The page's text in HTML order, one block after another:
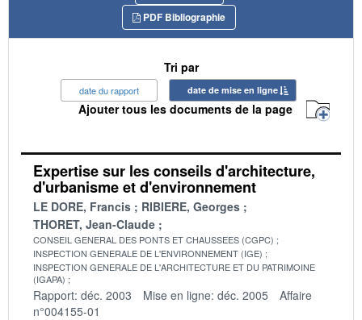
PDF Bibliographie
Tri par
date du rapport date de mise en ligne
Ajouter tous les documents de la page
Expertise sur les conseils d'architecture,
d'urbanisme et d'environnement
LE DORE, Francis
RIBIERE, Georges
THORET, Jean-Claude
CONSEIL GENERAL DES PONTS ET CHAUSSEES (CGPC)
INSPECTION GENERALE DE L'ENVIRONNEMENT (IGE)
INSPECTION GENERALE DE L'ARCHITECTURE ET DU PATRIMOINE
(IGAPA)
Rapport: déc. 2003 Mise en ligne: déc. 2005
Affaire
n°004155-01